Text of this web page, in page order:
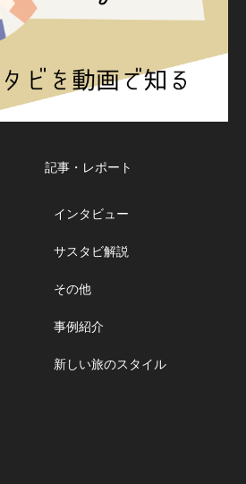
記事・レポート
インタビュー
サスタビ解説
その他
事例紹介
新しい旅のスタイル